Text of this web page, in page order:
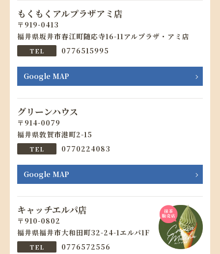
もくもくアルプラザアミ店
919-0413
福井県坂井市春江町随応寺16-11アルプラザ・アミ店
0776515995
Google MAP
グリーンハウス
914-0079
福井県敦賀市港町2-15
0770224083
Google MAP
キャッチエルパ店
910-0802
福井県福井市大和田町32-24-1エルパ1F
0776572556